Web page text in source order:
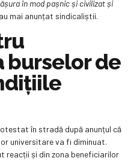
în mod pașnic și civilizat și
au mai anunțat sindicaliștii.
burselor de
în stradă după anunțul că
universitare va fi diminuat.
reacții și din zona beneficiarilor